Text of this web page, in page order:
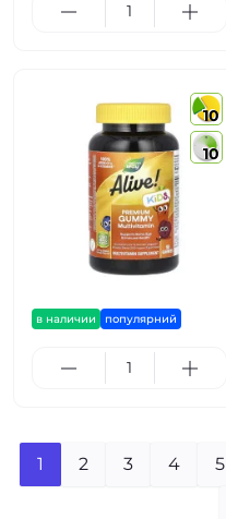
10
10
в наличии популярний
1 2 3 4 5